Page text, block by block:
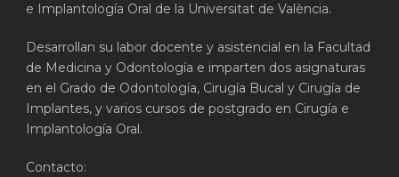
e Implantología Oral de la Universitat de València.
Desarrollan su labor docente y asistencial en la Facultad
de Medicina y Odontología e imparten dos asignaturas
en el Grado de Odontología, Cirugía Bucal y Cirugía de
Implantes, y varios cursos de postgrado en Cirugía e
Implantología Oral.
Contacto: